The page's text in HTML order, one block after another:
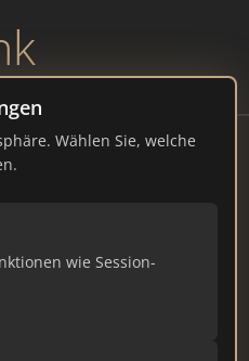
Wählen Sie, welche
wie Session-